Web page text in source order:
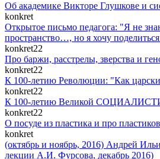
Об академике Викторе Глушкове и
konkret
Открытое письмо педагога: "Я не
пространство…, но я хочу
konkret22
Про баржи, расстрелы, зверства и
konkret22
К 100-летию Революции: "Как
konkret22
К 100-летию Великой
konkret22
О посуде из пластика и про
konkret
(октябрь и ноябрь, 2016) Андрей
лекции А.И. Фурсова, декабрь 2016)